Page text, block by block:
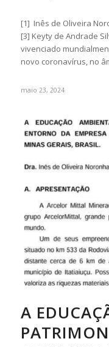
[1] Inês de Oliveira
[3] Keyty de Andrade
vivenciado
novo coronavírus, no
maio 23, 2024
A